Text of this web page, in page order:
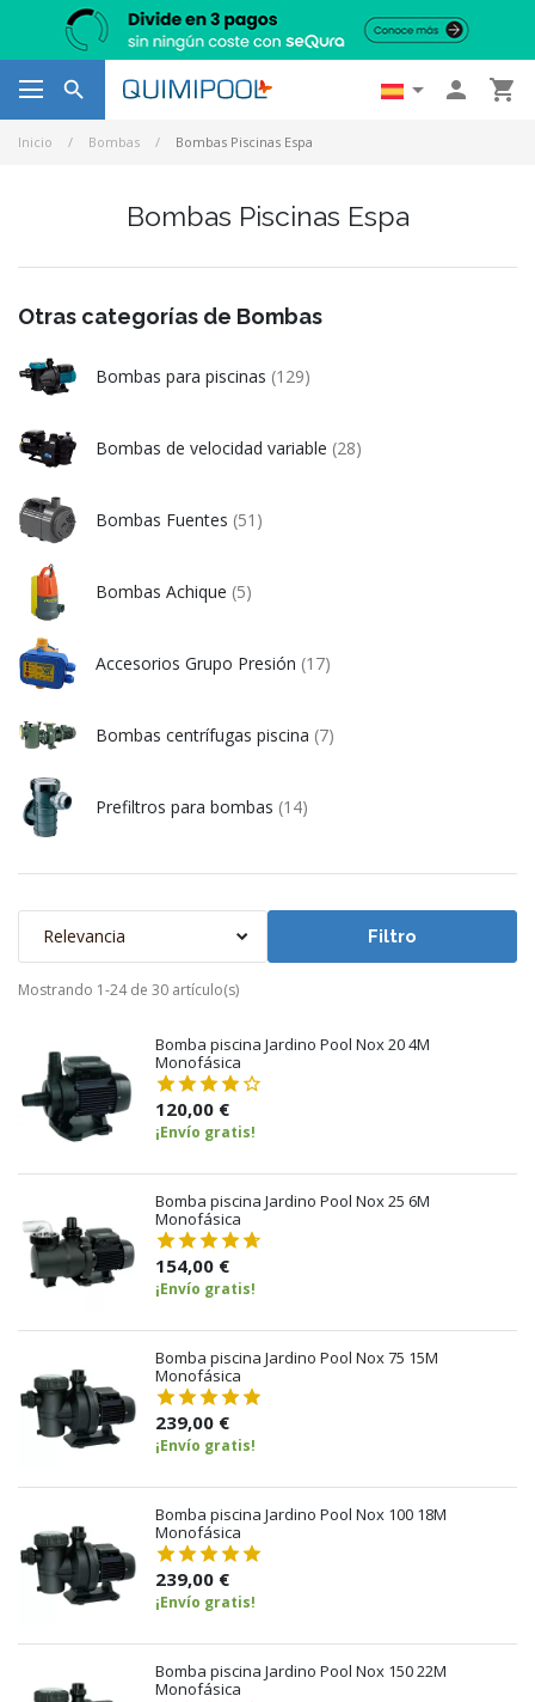
   
Inicio Bombas Bombas Piscinas Espa
Bombas Piscinas Espa
Otras categorías de Bombas
Bombas para piscinas (129)
Bombas de velocidad variable (28)
Bombas Fuentes (51)
Bombas Achique (5)
Accesorios Grupo Presión (17)
Bombas centrífugas piscina (7)
Prefiltros para bombas (14)
Relevancia Filtro
Mostrando 1-24 de 30 artículo(s)
Bomba piscina Jardino Pool Nox 20 4M
Monofásica
120,00 €
¡Envío gratis!
Bomba piscina Jardino Pool Nox 25 6M
Monofásica
154,00 €
¡Envío gratis!
Bomba piscina Jardino Pool Nox 75 15M
Monofásica
239,00 €
¡Envío gratis!
Bomba piscina Jardino Pool Nox 100 18M
Monofásica
239,00 €
¡Envío gratis!
Bomba piscina Jardino Pool Nox 150 22M
Monofásica